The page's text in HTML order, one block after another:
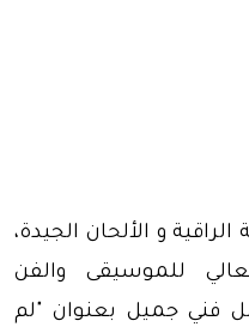
و الألحان الجيدة،
للموسيقى والفن
فني جميل بعنوان "لم